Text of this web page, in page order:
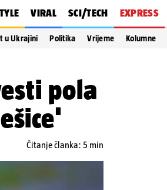
VIRAL SCI/TECH EXPRESS
u Ukrajini Politika Vrijeme Kolumne
pola
Čitanje članka: 5 min